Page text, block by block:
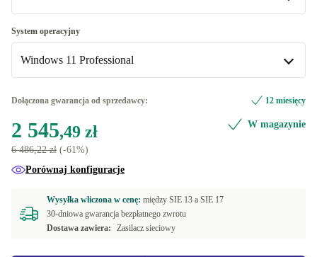
nie
Dostępne w innych wariantach
tak
System operacyjny
Windows 11 Professional
Windows 11 Home
Dołączona gwarancja od sprzedawcy: 12 miesięcy
2 545,49 zł
6 486,22 zł (-61%)
W magazynie
Porównaj konfiguracje
Wysyłka wliczona w cenę: między SIE 13 a SIE 17
30-dniowa gwarancja bezpłatnego zwrotu
Dostawa zawiera:
Zasilacz sieciowy